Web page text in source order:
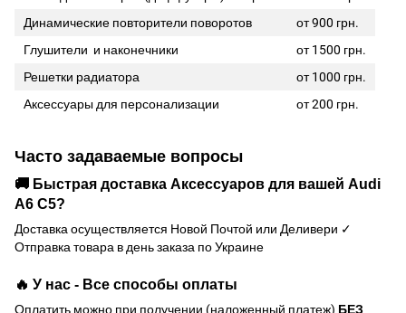
Динамические повторители поворотов
от 900 грн.
Глушители и наконечники
от 1500 грн.
Решетки радиатора
от 1000 грн.
Аксессуары для персонализации
от 200 грн.
Часто задаваемые вопросы
🚚 Быстрая доставка Аксессуаров для вашей Audi
А6 С5?
Доставка осуществляется Новой Почтой или Деливери ✓
Отправка товара в день заказа по Украине
🔥 У нас - Все способы оплаты
Оплатить можно при получении (наложенный платеж) БЕЗ